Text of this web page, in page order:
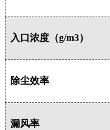
入口浓度（g/m3）
除尘效率
漏风率